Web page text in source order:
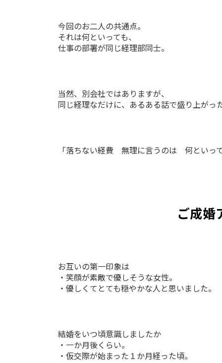
今回のお二人の共通点。
それは何といっても、
仕事の部署が同じ経理部同士。
当然、別会社ではありますが、
同じ経理なだけに、あるある話で盛り上がっ
「落ちない経費 無理に言うのは 何といって
ご成婚
お互いの第一印象は
・笑顔が素敵で優しそうな女性。
・優しくてとても穏やかな人と思いました。
結婚をいつ頃意識しましたか
・一か月後くらい。
・仮交際が始まった１か月経った頃。